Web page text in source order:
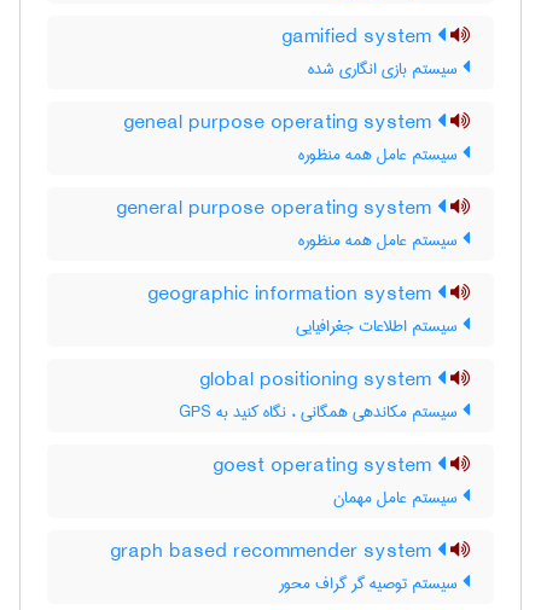
سیستم بازی انگاری شده
سیستم عامل همه منظوره
سیستم عامل همه منظوره
سیستم اطلاعات جغرافیایی
سیستم مکاندهی همگانی ، نگاه کنید به GPS
سیستم عامل مهمان
سیستم توصیه گر گراف محور